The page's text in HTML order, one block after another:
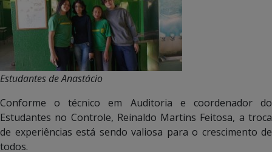
Estudantes de Anastácio
Conforme o técnico em Auditoria e coordenador do
Estudantes no Controle, Reinaldo Martins Feitosa, a troca
de experiências está sendo valiosa para o crescimento de
todos.